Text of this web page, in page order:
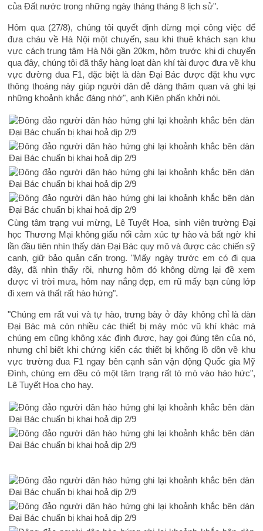
của Đất nước trong những ngày tháng tháng 8 lịch sử".
Hôm qua (27/8), chúng tôi quyết định dừng mọi công việc để
đưa cháu về Hà Nội một chuyến, sau khi thuê khách sạn khu
vực cách trung tâm Hà Nội gần 20km, hôm trước khi di chuyển
qua đây, chúng tôi đã thấy hàng loạt dàn khí tài được đưa về khu
vực đường đua F1, đặc biệt là dàn Đại Bác được đặt khu vực
thông thoáng này giúp người dân dễ dàng thăm quan và ghi lại
những khoảnh khắc đáng nhớ", anh Kiên phấn khởi nói.
Cùng tâm trạng vui mừng, Lê Tuyết Hoa, sinh viên trường Đại
học Thương Mại không giấu nổi cảm xúc tự hào và bất ngờ khi
lần đầu tiên nhìn thấy dàn Đại Bác quy mô và được các chiến sỹ
canh, giữ bảo quản cẩn trọng. "Mấy ngày trước em có đi qua
đây, đã nhìn thấy rồi, nhưng hôm đó không dừng lại đề xem
được vì trời mưa, hôm nay nắng đẹp, em rũ mấy bạn cùng lớp
đi xem và thất rất hào hứng".
"Chúng em rất vui và tự hào, trưng bày ở đây không chỉ là dàn
Đại Bác mà còn nhiều các thiết bị máy móc vũ khí khác mà
chúng em cũng không xác định được, hay gọi đúng tên của nó,
nhưng chỉ biết khi chứng kiến các thiết bị khổng lồ dồn về khu
vực trường đua F1 ngay bên cạnh sân vận động Quốc gia Mỹ
Đình, chúng em đều có một tâm trạng rất tò mò vào háo hức",
Lê Tuyết Hoa cho hay.